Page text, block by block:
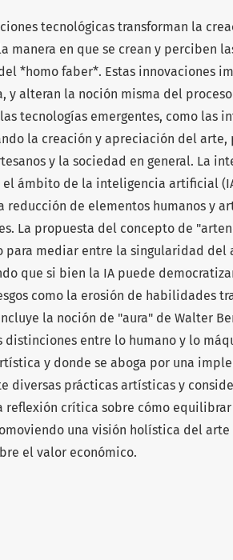
tecnológicas transforman la
manera en que se crean y perciben
*homo faber*. Estas innovaciones
y alteran la noción misma del
tecnologías emergentes, como las
la creación y apreciación del
y la sociedad en general. La
el ámbito de la inteligencia artificial
reducción de elementos humanos y
La propuesta del concepto de
para mediar entre la singularidad del
que si bien la IA puede
como la erosión de habilidades
la noción de "aura" de Walter
distinciones entre lo humano y lo
y donde se aboga por una
diversas prácticas artísticas y
reflexión crítica sobre cómo
una visión holística del
el valor económico.